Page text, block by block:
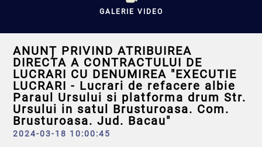
GALERIE VIDEO
ANUNȚ PRIVIND ATRIBUIREA
DIRECTA A CONTRACTULUI DE
LUCRARI CU DENUMIREA "EXECUTIE
LUCRARI - Lucrari de refacere albie
Paraul Ursului si platforma drum Str.
Ursului in satul Brusturoasa. Com.
Brusturoasa. Jud. Bacau"
2024-03-18 10:00:45